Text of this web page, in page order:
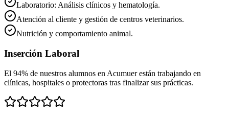
Laboratorio: Análisis clínicos y hematología.
Atención al cliente y gestión de centros veterinarios.
Nutrición y comportamiento animal.
Inserción Laboral
El 94% de nuestros alumnos en Acumuerestán trabajando en
clínicas, hospitales o protectoras tras finalizar sus prácticas.